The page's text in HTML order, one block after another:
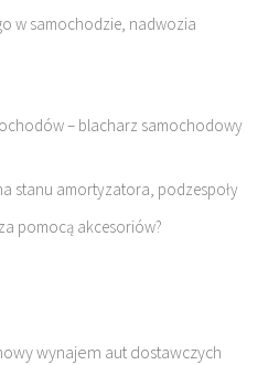
w samochodzie, nadwozia
– blacharz samochodowy
stanu amortyzatora, podzespoły
pomocą akcesoriów?
wynajem aut dostawczych